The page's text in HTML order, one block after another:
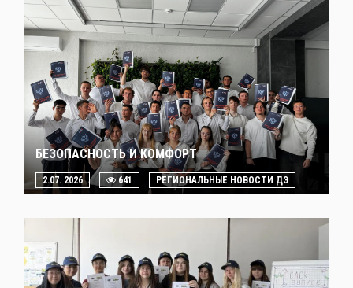
БЕЗОПАСНОСТЬ И КОМФОРТ
2.07. 2026 641 РЕГИОНАЛЬНЫЕ НОВОСТИ ДЭ